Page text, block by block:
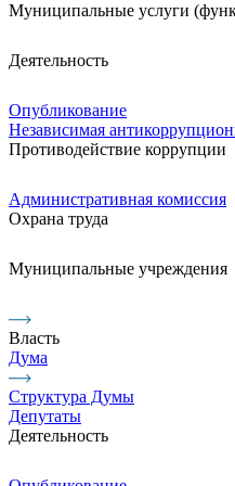
Муниципальные услуги
Деятельность
Опубликование
Независимая
Противодействие коррупции
Административная комиссия
Охрана труда
Муниципальные учреждения
Власть
Дума
Структура Думы
Депутаты
Деятельность